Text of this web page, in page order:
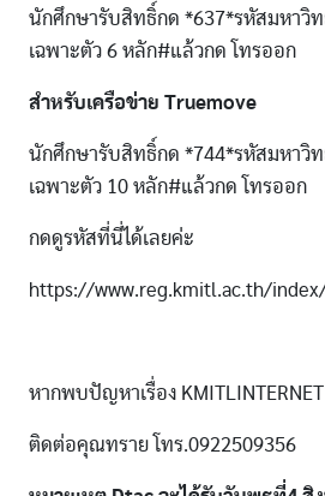
นักศึกษารับสิทธิ์กด *637*รหัสมหาวิ
เฉพาะตัว 6 หลัก#แล้วกด โทรออก
สำหรับเครือข่าย Truemove
นักศึกษารับสิทธิ์กด *744*รหัสมหาวิ
เฉพาะตัว 10 หลัก#แล้วกด โทรออก
กดดูรหัสที่นี่ได้เลยค่ะ
https://www.reg.kmitl.ac.th/
หากพบปัญหาเรื่อง KMITLINTERNET
ติดต่อคุณทราย โทร.0922509356